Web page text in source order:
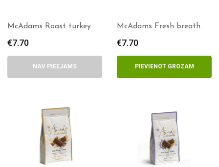
McAdams Roast turkey
€7.70
NAV PIEEJAMS
McAdams Fresh breath
€7.70
PIEVIENOT GROZAM